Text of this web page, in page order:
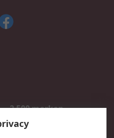
2.500 merken
Inkoopoplossingen